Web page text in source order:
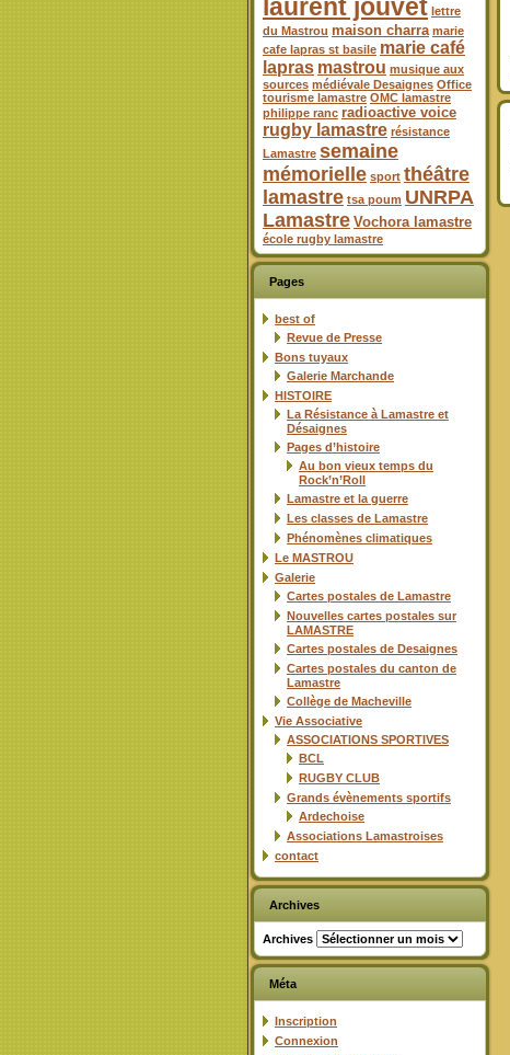
laurent jouvet lettre
du Mastrou maison charra marie
cafe lapras st basile marie café
lapras mastrou musique aux
sources médiévale Desaignes Office
tourisme lamastre OMC lamastre
philippe ranc radioactive voice
rugby lamastre résistance
Lamastre semaine
mémorielle sport théâtre
lamastre tsa poum UNRPA
Lamastre Vochora lamastre
école rugby lamastre
Pages
best of
Revue de Presse
Bons tuyaux
Galerie Marchande
HISTOIRE
La Résistance à Lamastre et
Désaignes
Pages d’histoire
Au bon vieux temps du
Rock’n’Roll
Lamastre et la guerre
Les classes de Lamastre
Phénomènes climatiques
Le MASTROU
Galerie
Cartes postales de Lamastre
Nouvelles cartes postales sur
LAMASTRE
Cartes postales de Desaignes
Cartes postales du canton de
Lamastre
Collège de Macheville
Vie Associative
ASSOCIATIONS SPORTIVES
BCL
RUGBY CLUB
Grands évènements sportifs
Ardechoise
Associations Lamastroises
contact
Archives
Archives
Méta
Inscription
Connexion